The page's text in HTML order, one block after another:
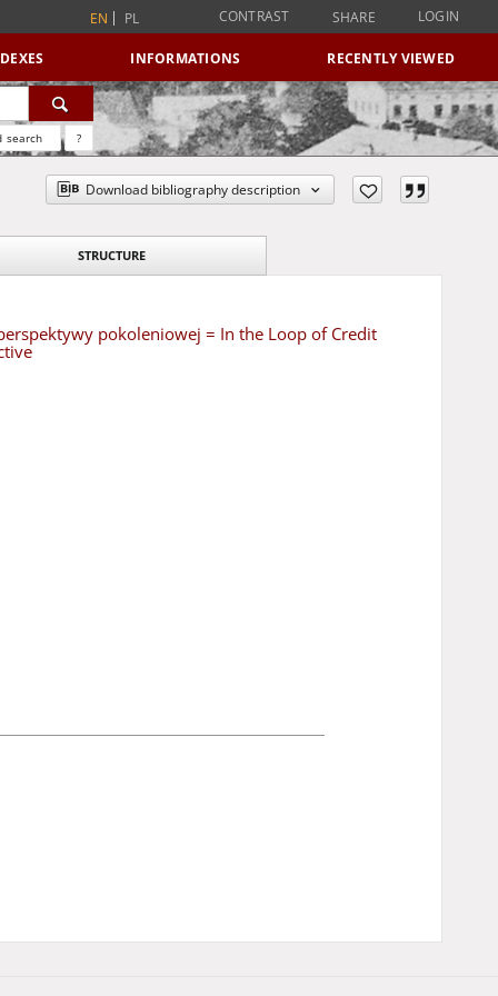
EN PL CONTRAST SHARE LOGIN
INFORMATIONS RECENTLY VIEWED
search ?
Download bibliography description
STRUCTURE
pokoleniowej = In the Loop of Credit